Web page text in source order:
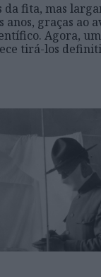
da fita, mas
anos, graças ao
Agora,
tirá-los